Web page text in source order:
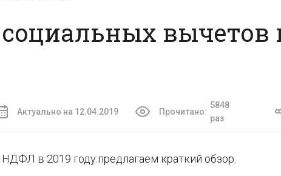
Актуально на 12.04.2019 Прочитано:
5848
раз
в 2019 году:предлагаем краткий обзор.